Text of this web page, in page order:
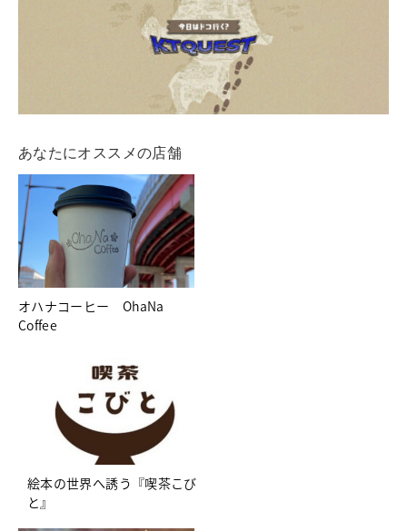
あなたにオススメの店舗
オハナコーヒー OhaNa
Coffee
絵本の世界へ誘う『喫茶こび
と』